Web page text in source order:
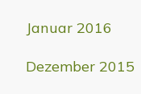
Januar 2016
Dezember 2015